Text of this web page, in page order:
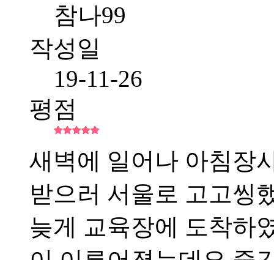
참나99
작성일
19-11-26
평점
새벽에 일어나 아침장
받으러 서울로 고고씽
늦게 교육장에 도착하